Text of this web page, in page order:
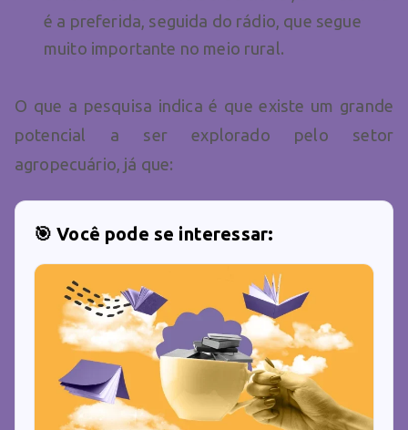
é a preferida, seguida do rádio, que segue
muito importante no meio rural.
O que a pesquisa indica é que existe um grande
potencial a ser explorado pelo setor
agropecuário, já que:
🎯 Você pode se interessar: